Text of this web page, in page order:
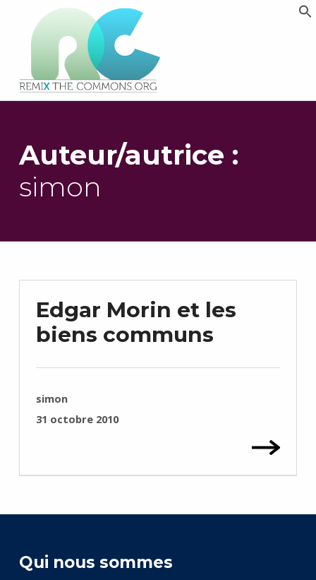
PLATEFORME MULTIMÉDIA OUVERTE ET COLLABORATIVE SUR LES COMMUNS
Auteur/autrice :
simon
Edgar Morin et les
biens communs
RÉDIGÉ PAR :
simon
PUBLIÉ SUR :
31 octobre 2010
Qui nous sommes